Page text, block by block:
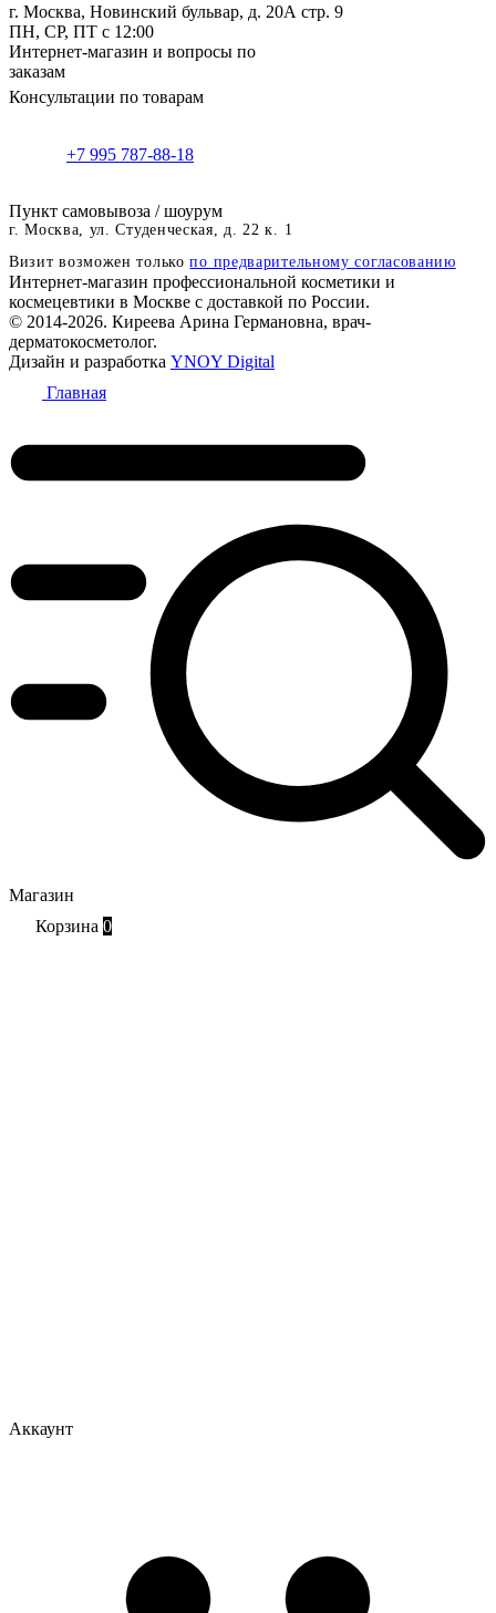
г. Москва, Новинский бульвар, д. 20А стр. 9
ПН, СР, ПТ с 12:00
Интернет-магазин и вопросы по
заказам
Консультации по товарам
+7 995 787-88-18
Пункт самовывоза / шоурум
г. Москва, ул. Студенческая, д. 22 к. 1
Визит возможен толькопо предварительному согласованию
Интернет-магазин профессиональной косметики и
космецевтики в Москве с доставкой по России.
© 2014-2026. Киреева Арина Германовна, врач-
дерматокосметолог.
Дизайн и разработка YNOY Digital
Главная
Магазин
Корзина 0
Аккаунт